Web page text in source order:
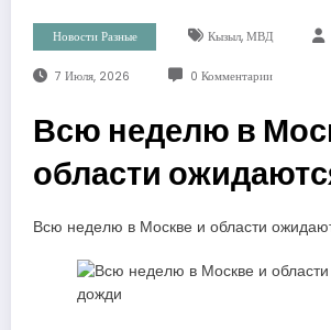
Новости Разные Кызыл, МВД
7 Июля, 2026 0 Комментарии
Всю неделю в
области
Всю неделю в Москве и области